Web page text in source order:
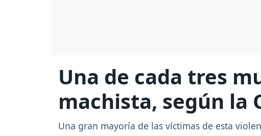
Una de cada tres
machista, según la
Una gran mayoría de las víctimas de esta